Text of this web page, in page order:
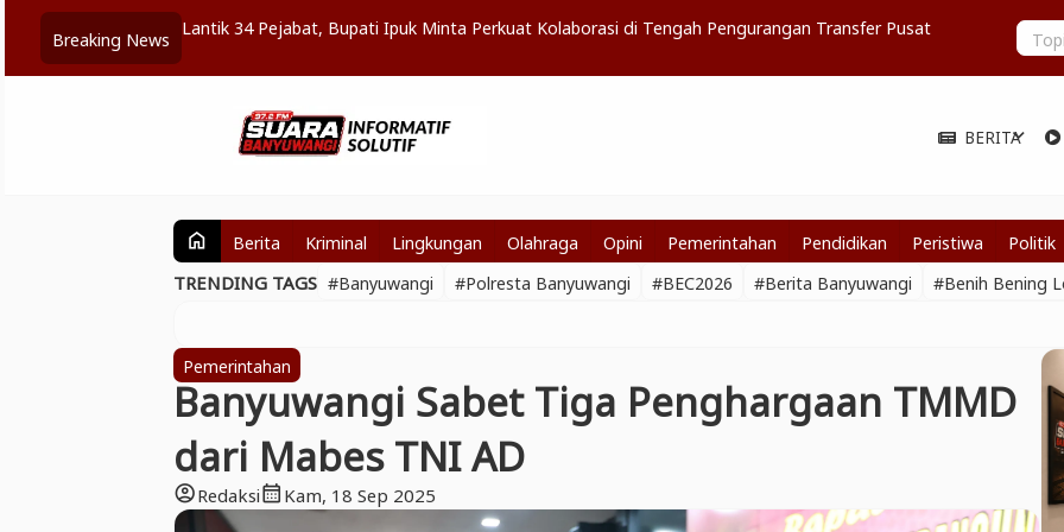
Breaking News
Transfer Pusat
Jadi Pilot Project Digitalisasi Bansos, Luhut Minta Bupati Ipuk Bagikan Pengalaman ke Berbagai
BERITA
expand_more
home Berita Kriminal Lingkungan Olahraga Opini Pemerintahan Pendidikan Peristiwa Politik
TRENDING TAGS #Banyuwangi #Polresta Banyuwangi #BEC2026 #Berita Banyuwangi #Benih Bening
Pemerintahan
Banyuwangi Sabet Tiga Penghargaan TMMD
dari Mabes TNI AD
account_circleRedaksicalendar_monthKam, 18 Sep 2025